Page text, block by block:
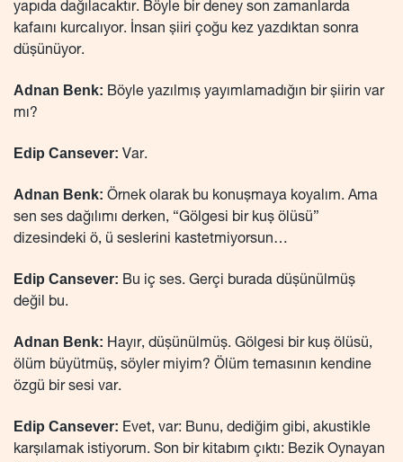
yapıda dağılacaktır. Böyle bir deney son zamanlarda
kafaını kurcalıyor. İnsan şiiri çoğu kez yazdıktan sonra
düşünüyor.
Adnan Benk: Böyle yazılmış yayımlamadığın bir şiirin var
mı?
Edip Cansever: Var.
Adnan Benk: Örnek olarak bu konuşmaya koyalım. Ama
sen ses dağılımı derken, “Gölgesi bir kuş ölüsü”
dizesindeki ö, ü seslerini kastetmiyorsun…
Edip Cansever: Bu iç ses. Gerçi burada düşünülmüş
değil bu.
Adnan Benk: Hayır, düşünülmüş. Gölgesi bir kuş ölüsü,
ölüm büyütmüş, söyler miyim? Ölüm temasının kendine
özgü bir sesi var.
Edip Cansever: Evet, var: Bunu, dediğim gibi, akustikle
karşılamak istiyorum. Son bir kitabım çıktı: Bezik Oynayan